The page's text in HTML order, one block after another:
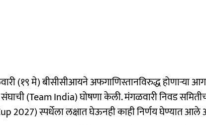
(१९ मे) बीसीसीआयने अफगाणिस्तानविरुद्ध होणाऱ्या
(Team India) घोषणा केली. मंगळवारी निवड
2027) स्पर्धेला लक्षात घेऊनही काही निर्णय घेण्यात